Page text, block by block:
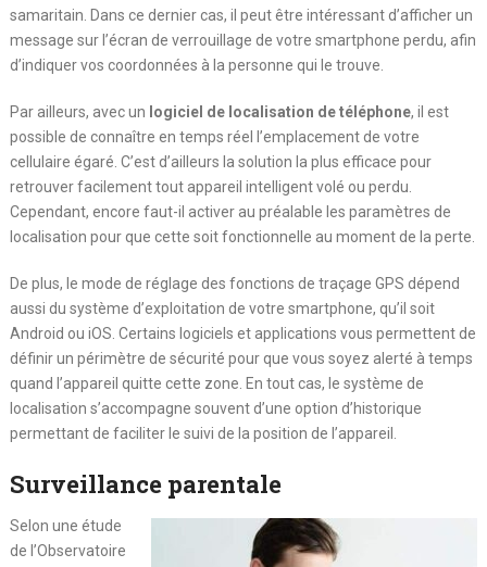
samaritain. Dans ce dernier cas, il peut être intéressant d’afficher un
message sur l’écran de verrouillage de votre smartphone perdu, afin
d’indiquer vos coordonnées à la personne qui le trouve.
Par ailleurs, avec un logiciel de localisation de téléphone, il est
possible de connaître en temps réel l’emplacement de votre
cellulaire égaré. C’est d’ailleurs la solution la plus efficace pour
retrouver facilement tout appareil intelligent volé ou perdu.
Cependant, encore faut-il activer au préalable les paramètres de
localisation pour que cette soit fonctionnelle au moment de la perte.
De plus, le mode de réglage des fonctions de traçage GPS dépend
aussi du système d’exploitation de votre smartphone, qu’il soit
Android ou iOS. Certains logiciels et applications vous permettent de
définir un périmètre de sécurité pour que vous soyez alerté à temps
quand l’appareil quitte cette zone. En tout cas, le système de
localisation s’accompagne souvent d’une option d’historique
permettant de faciliter le suivi de la position de l’appareil.
Surveillance parentale
Selon une étude
de l’Observatoire